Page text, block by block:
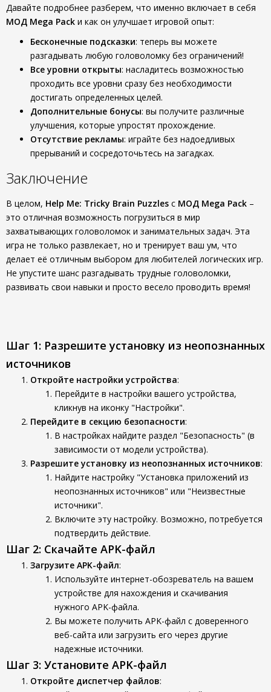
Давайте подробнее разберем, что именно включает в себя
МОД Mega Pack и как он улучшает игровой опыт:
Бесконечные подсказки: теперь вы можете
разгадывать любую головоломку без ограничений!
Все уровни открыты: насладитесь возможностью
проходить все уровни сразу без необходимости
достигать определенных целей.
Дополнительные бонусы: вы получите различные
улучшения, которые упростят прохождение.
Отсутствие рекламы: играйте без надоедливых
прерываний и сосредоточьтесь на загадках.
Заключение
В целом, Help Me: Tricky Brain Puzzles с МОД Mega Pack –
это отличная возможность погрузиться в мир
захватывающих головоломок и занимательных задач. Эта
игра не только развлекает, но и тренирует ваш ум, что
делает её отличным выбором для любителей логических игр.
Не упустите шанс разгадывать трудные головоломки,
развивать свои навыки и просто весело проводить время!
Шаг 1: Разрешите установку из неопознанных
источников
Откройте настройки устройства:
Перейдите в настройки вашего устройства,
кликнув на иконку "Настройки".
Перейдите в секцию безопасности:
В настройках найдите раздел "Безопасность" (в
зависимости от модели устройства).
Разрешите установку из неопознанных источников:
Найдите настройку "Установка приложений из
неопознанных источников" или "Неизвестные
источники".
Включите эту настройку. Возможно, потребуется
подтвердить действие.
Шаг 2: Скачайте APK-файл
Загрузите APK-файл:
Используйте интернет-обозреватель на вашем
устройстве для нахождения и скачивания
нужного APK-файла.
Вы можете получить APK-файл с доверенного
веб-сайта или загрузить его через другие
надежные источники.
Шаг 3: Установите APK-файл
Откройте диспетчер файлов: